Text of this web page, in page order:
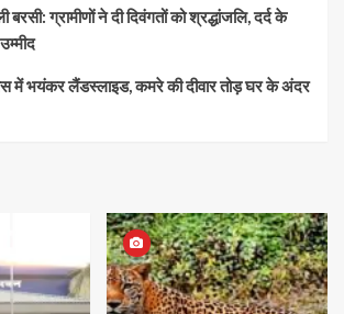
बरसी: ग्रामीणों ने दी दिवंगतों को श्रद्धांजलि, दर्द के
में भयंकर लैंडस्लाइड, कमरे की दीवार तोड़ घर के अंदर